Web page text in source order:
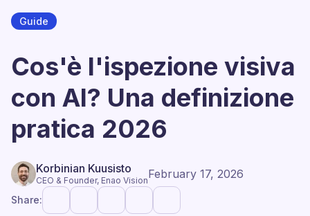
Guide
Cos'è l'ispezione visiva
con AI? Una definizione
pratica 2026
Korbinian Kuusisto
CEO & Founder, Enao VisionFebruary 17, 2026
Share: